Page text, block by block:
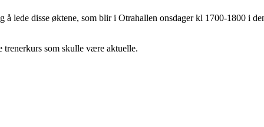
å lede disse øktene, som blir i Otrahallen onsdager kl 1700-1800 i
trenerkurs som skulle være aktuelle.